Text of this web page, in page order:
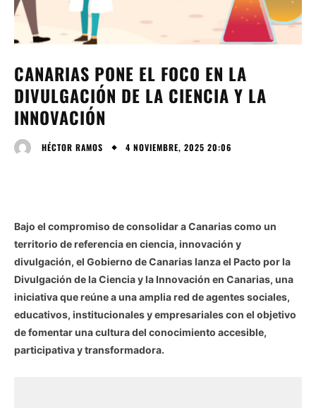
CANARIAS PONE EL FOCO EN LA
DIVULGACIÓN DE LA CIENCIA Y LA
INNOVACIÓN
HÉCTOR RAMOS 4 NOVIEMBRE, 2025 20:06
Bajo el compromiso de consolidar a Canarias como un
territorio de referencia en ciencia, innovación y
divulgación, el Gobierno de Canarias lanza el Pacto por la
Divulgación de la Ciencia y la Innovación en Canarias, una
iniciativa que reúne a una amplia red de agentes sociales,
educativos, institucionales y empresariales con el objetivo
de fomentar una cultura del conocimiento accesible,
participativa y transformadora.